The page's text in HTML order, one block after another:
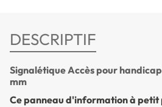
DESCRIPTIF
Signalétique Accès pour
mm
Ce panneau d'information à